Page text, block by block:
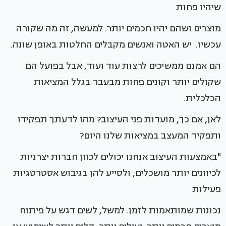
שיהיו פחות
מוצרים ושהם יהיו חכמים יותר. למעשה, זה מה שקורה
עכשיו. יש האטה ואנשים מקבלים החלטות באופן שונה.
הם אמנם ממשיכים לרצות עוד ועוד, אבל בפועל הם
שקולים יותר וקונים פחות מבעבר בגלל המציאות
הכלכלית.
לאן, אם כך, מועדות פני העיצוב? מהו לדעתך תפקידו
ותפקיד המעצב במציאות שלנו היום?
"באמצעות העיצוב אנחנו יכולים לכוון חברות יצרניות
לכיוונים יותר מושכלים, ולסייע להן בגיבוש אסטרטגיות
פעילות
נכונות שמותאמות לזמן. למשל, לשים דגש על פיתוח